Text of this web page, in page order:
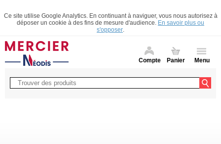
Ce site utilise Google Analytics. En continuant à naviguer, vous nous autorisez à
déposer un cookie à des fins de mesure d'audience. En savoir plus ou
s'opposer.
Compte Panier Menu